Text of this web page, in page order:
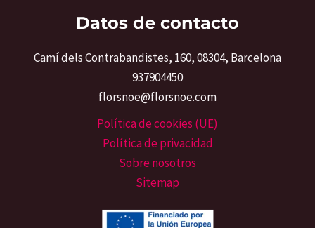
Datos de contacto
Camí dels Contrabandistes, 160, 08304, Barcelona
937904450
florsnoe@florsnoe.com
Política de cookies (UE)
Política de privacidad
Sobre nosotros
Sitemap